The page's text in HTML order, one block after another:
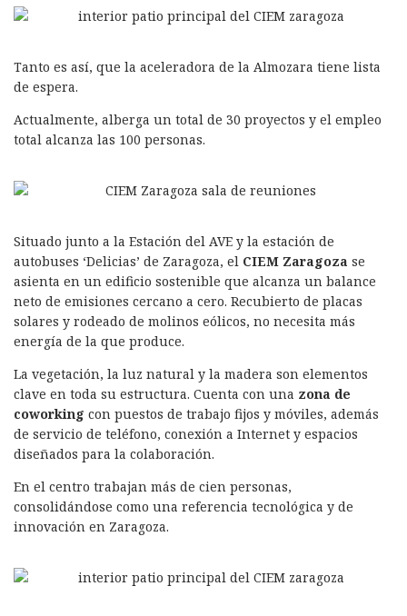
Tanto es así, que la aceleradora de la Almozara tiene lista
de espera.
Actualmente, alberga un total de 30 proyectos y el empleo
total alcanza las 100 personas.
Situado junto a la Estación del AVE y la estación de
autobuses ‘Delicias’ de Zaragoza, el CIEM Zaragoza se
asienta en un edificio sostenible que alcanza un balance
neto de emisiones cercano a cero. Recubierto de placas
solares y rodeado de molinos eólicos, no necesita más
energía de la que produce.
La vegetación, la luz natural y la madera son elementos
clave en toda su estructura. Cuenta con una zona de
coworking con puestos de trabajo fijos y móviles, además
de servicio de teléfono, conexión a Internet y espacios
diseñados para la colaboración.
En el centro trabajan más de cien personas,
consolidándose como una referencia tecnológica y de
innovación en Zaragoza.